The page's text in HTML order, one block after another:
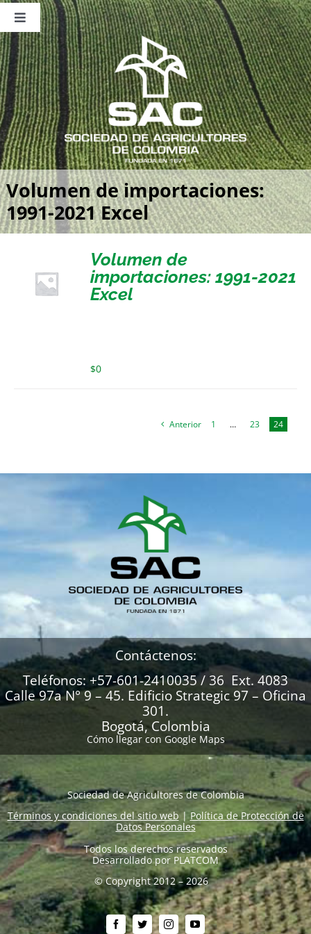
Saltar
contenido
Toggle
Navigation
Nosotros
Publicaciones
Sala de Prensa
Eventos
Volumen de importaciones:
1991-2021 Excel
Volumen de
importaciones: 1991-2021
Excel
$0
Anterior 1 … 23 24
Contáctenos:
Teléfonos: +57-601-2410035 / 36 Ext. 4083
Calle 97a N° 9 – 45. Edificio Strategic 97 – Oficina
301.
Bogotá, Colombia
Cómo llegar con Google Maps
Sociedad de Agricultores de Colombia
Términos y condiciones del sitio web|Política de Protección de
Datos Personales
Todos los derechos reservados
Desarrollado por PLATCOM
© Copyright 2012 – 2026